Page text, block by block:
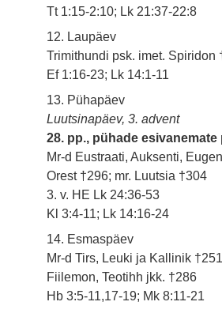
Tt 1:15-2:10; Lk 21:37-22:8
12. Laupäev
Trimithundi psk. imet. Spiridon
Ef 1:16-23; Lk 14:1-11
13. Pühapäev
Luutsinapäev, 3. advent
28. pp., pühade esivanemate
Mr-d Eustraati, Auksenti,
Orest †296; mr. Luutsia †304
3. v. HE Lk 24:36-53
Kl 3:4-11; Lk 14:16-24
14. Esmaspäev
Mr-d Tirs, Leuki ja Kallinik
Fiilemon, Teotihh jkk. †286
Hb 3:5-11,17-19; Mk 8:11-21